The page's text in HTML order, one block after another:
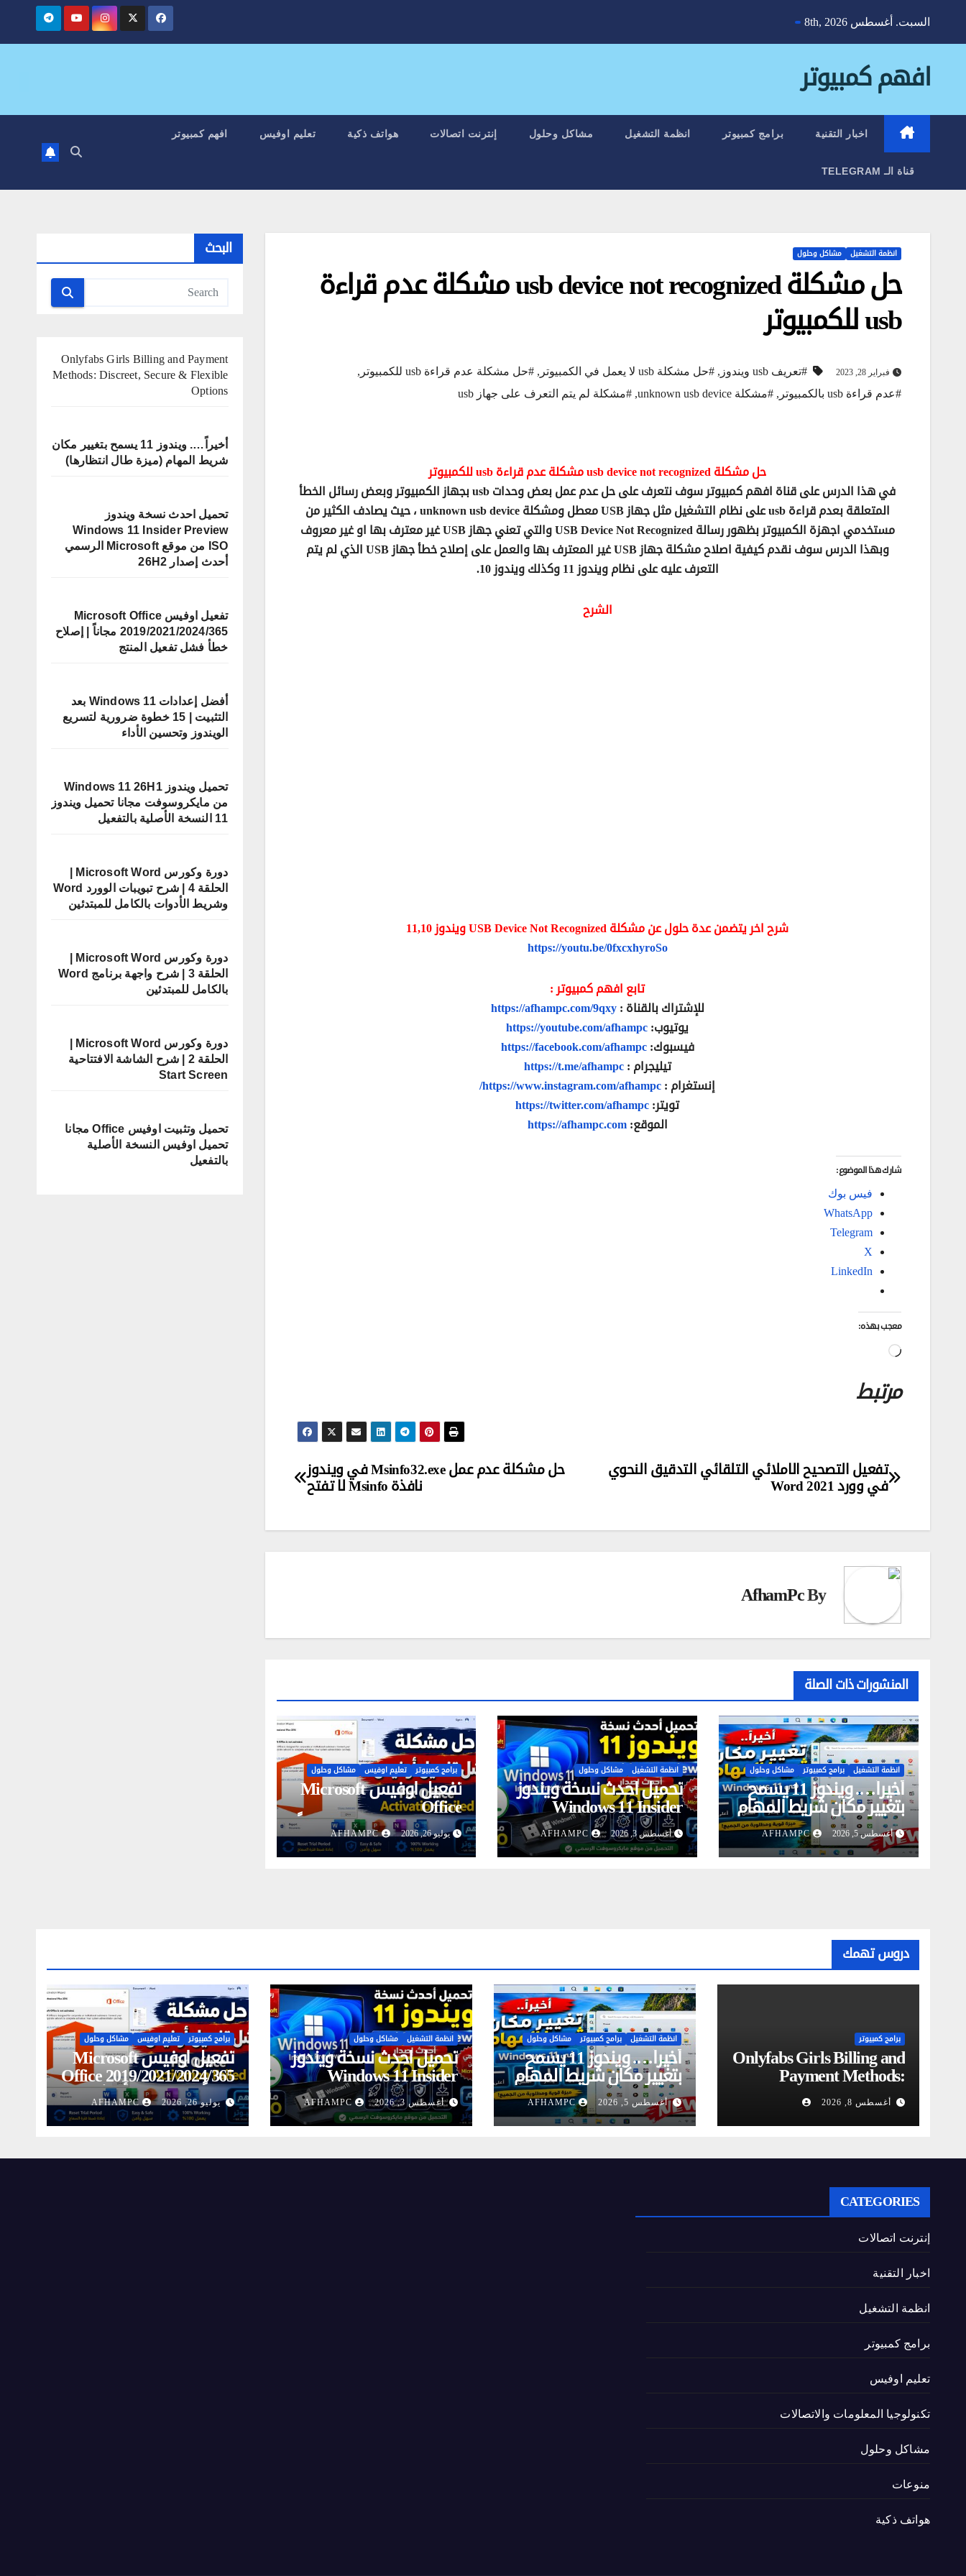
السبت. أغسطس 8th, 2026
افهم كمبيوتر
اخبار التقنية برامج كمبيوتر انظمة التشغيل مشاكل وحلول إنترنت اتصالات هواتف ذكية تعليم اوفيس افهم كمبيوتر
قناة الـ TELEGRAM
انظمة التشغيل مشاكل وحلول
حل مشكلة usb device not recognized مشكلة عدم قراءة
usb للكمبيوتر
فبراير 28, 2023 #تعريف usb ويندوز , #حل مشكلة usb لا يعمل في الكمبيوتر , #حل مشكلة عدم قراءة usb للكمبيوتر
,
#عدم قراءة usb بالكمبيوتر
, #مشكلة unknown usb device , #مشكلة لم يتم التعرف على جهاز usb
حل مشكلة usb device not recognized مشكلة عدم قراءة usb للكمبيوتر
في هذا الدرس على قناة افهم كمبيوتر سوف نتعرف على حل عدم عمل بعض وحدات usb بجهاز الكمبيوتر وبعض رسائل الخطأ
المتعلقة بعدم قراءة usb على نظام التشغيل مثل جهاز USB معطل ومشكلة unknown usb device ، حيث يصادف الكثير من
مستخدمي اجهزة الكمبيوتر بظهور رسالة USB Device Not Recognized والتي تعني جهاز USB غير معترف بها او غير معروف
وبهذا الدرس سوف نقدم كيفية اصلاح مشكلة جهاز USB غير المعترف بها والعمل على إصلاح خطأ جهاز USB الذي لم يتم
التعرف عليه على نظام ويندوز 11 وكذلك ويندوز 10.
الشرح
شرح اخر يتضمن عدة حلول عن مشكلة USB Device Not Recognized ويندوز 11,10
https://youtu.be/0fxcxhyroSo
تابع افهم كمبيوتر :
للإشتراك بالقناة :https://afhampc.com/9qxy
يوتيوب: https://youtube.com/afhampc
فيسبوك:https://facebook.com/afhampc
تيليجرام :https://t.me/afhampc
إنستغرام : https://www.instagram.com/afhampc/
تويتر: https://twitter.com/afhampc
الموقع:https://afhampc.com
شارك هذا الموضوع:
فيس بوك
WhatsApp
Telegram
X
LinkedIn
معجب بهذه:
جاري
مرتبط
تصفّح
المقالات
حل مشكلة عدم عمل Msinfo32.exe في ويندوز
نافذة Msinfo لا تفتح
تفعيل التصحيح الاملائي التلقائي التدقيق النحوي
في وورد Word 2021
By
AfhamPc
المنشورات ذات الصلة
انظمة التشغيل برامج كمبيوتر مشاكل وحلول
أخيراً…. ويندوز 11 يسمح
بتغيير مكان شريط المهام
(ميزة طال انتظارها)
أغسطس 5, 2026 AFHAMPC
انظمة التشغيل مشاكل وحلول
تحميل احدث نسخة ويندوز
Windows 11 Insider
Preview ISO من موقع
Microsoft الرسمي أحدث
إصدار 26H2
أغسطس 3, 2026 AFHAMPC
برامج كمبيوتر تعليم اوفيس مشاكل وحلول
تفعيل اوفيس Microsoft
Office
2019/2021/2024/365 مجاناً |
إصلاح خطأ فشل تفعيل
المنتج
يوليو 26, 2026 AFHAMPC
البحث
Onlyfabs Girls Billing and Payment
Methods: Discreet, Secure & Flexible
Options
أخيراً…. ويندوز 11 يسمح بتغيير مكان
شريط المهام (ميزة طال انتظارها)
تحميل احدث نسخة ويندوز
Windows 11 Insider Preview
ISO من موقع Microsoft الرسمي
أحدث إصدار 26H2
تفعيل اوفيس Microsoft Office
2019/2021/2024/365 مجاناً | إصلاح
خطأ فشل تفعيل المنتج
أفضل إعدادات Windows 11 بعد
التثبيت | 15 خطوة ضرورية لتسريع
الويندوز وتحسين الأداء
تحميل ويندوز Windows 11 26H1
من مايكروسوفت مجانا تحميل ويندوز
11 النسخة الأصلية بالتفعيل
الحلقة 4 | شرح تبويبات الوورد Word
وشريط الأدوات بالكامل للمبتدئين
الحلقة 3 | شرح واجهة برنامج Word
بالكامل للمبتدئين
الحلقة 2 | شرح الشاشة الافتتاحية
Start Screen
تحميل وتثبيت اوفيس Office مجانا
تحميل اوفيس النسخة الأصلية
بالتفعيل
دروس تهمك
برامج كمبيوتر
Onlyfabs Girls Billing and
Payment Methods:
Discreet, Secure &
Flexible Options
أغسطس 8, 2026
انظمة التشغيل برامج كمبيوتر مشاكل وحلول
أخيراً…. ويندوز 11 يسمح
بتغيير مكان شريط المهام
(ميزة طال انتظارها)
أغسطس 5, 2026 AFHAMPC
انظمة التشغيل مشاكل وحلول
تحميل احدث نسخة ويندوز
Windows 11 Insider
Preview ISO من موقع
Microsoft الرسمي أحدث
إصدار 26H2
أغسطس 3, 2026 AFHAMPC
برامج كمبيوتر تعليم اوفيس مشاكل وحلول
تفعيل اوفيس Microsoft
Office 2019/2021/2024/365
مجاناً | إصلاح خطأ فشل
تفعيل المنتج
يوليو 26, 2026 AFHAMPC
CATEGORIES
إنترنت اتصالات
اخبار التقنية
انظمة التشغيل
برامج كمبيوتر
تعليم اوفيس
تكنولوجيا المعلومات والاتصالات
مشاكل وحلول
منوعات
هواتف ذكية